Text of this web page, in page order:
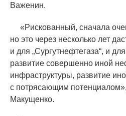
Важенин.
«Рискованный, сначала
но это через несколько лет
и для „Сургутнефтегаза“, и
развитие совершенно иной
инфраструктуры, развитие
с потрясающим
Макущенко.